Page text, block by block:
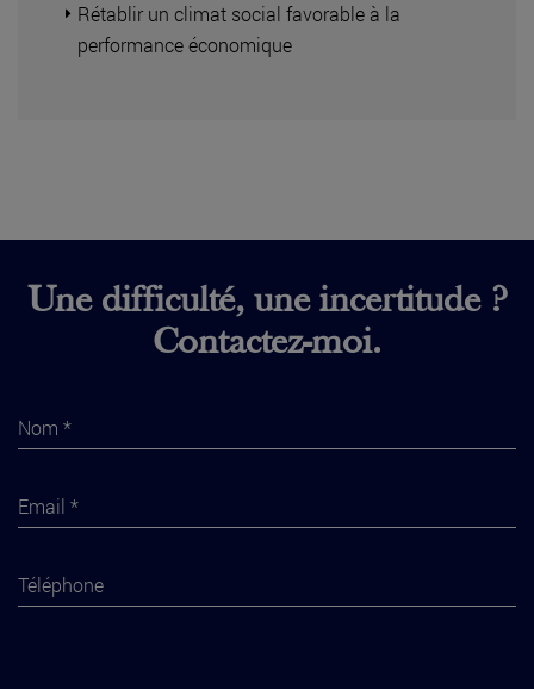
Rétablir un climat social favorable à la
performance économique
Une difficulté, une incertitude ?
Contactez-moi.